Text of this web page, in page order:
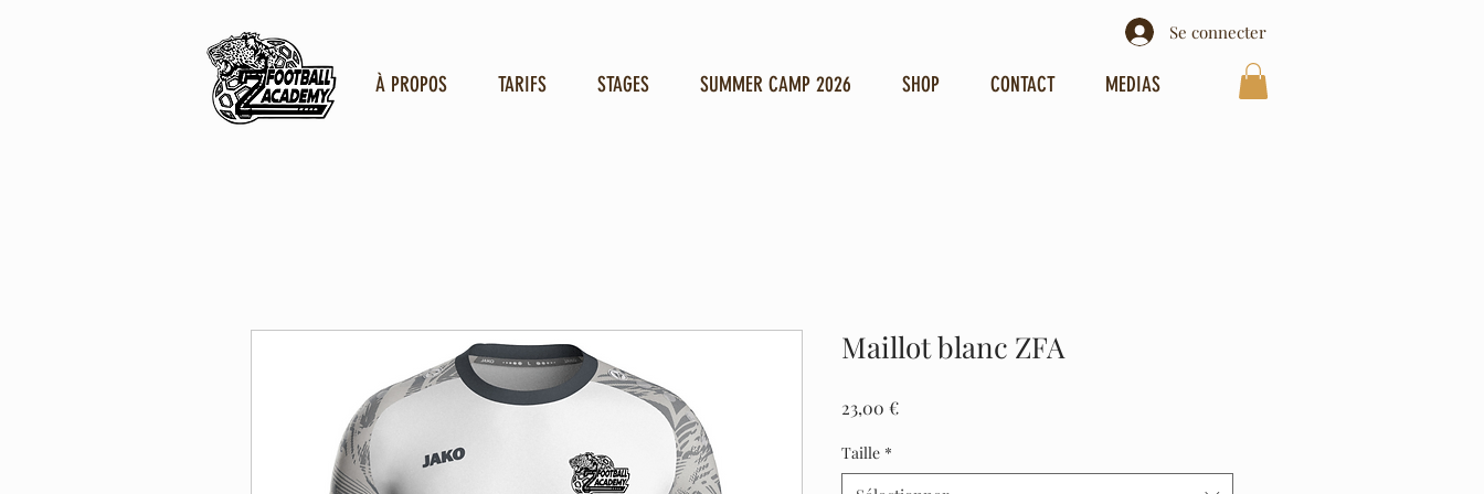
Se connecter
À PROPOS TARIFS STAGES SUMMER CAMP 2026 SHOP CONTACT MEDIAS
Maillot blanc ZFA
23,00 €Prix
Taille *